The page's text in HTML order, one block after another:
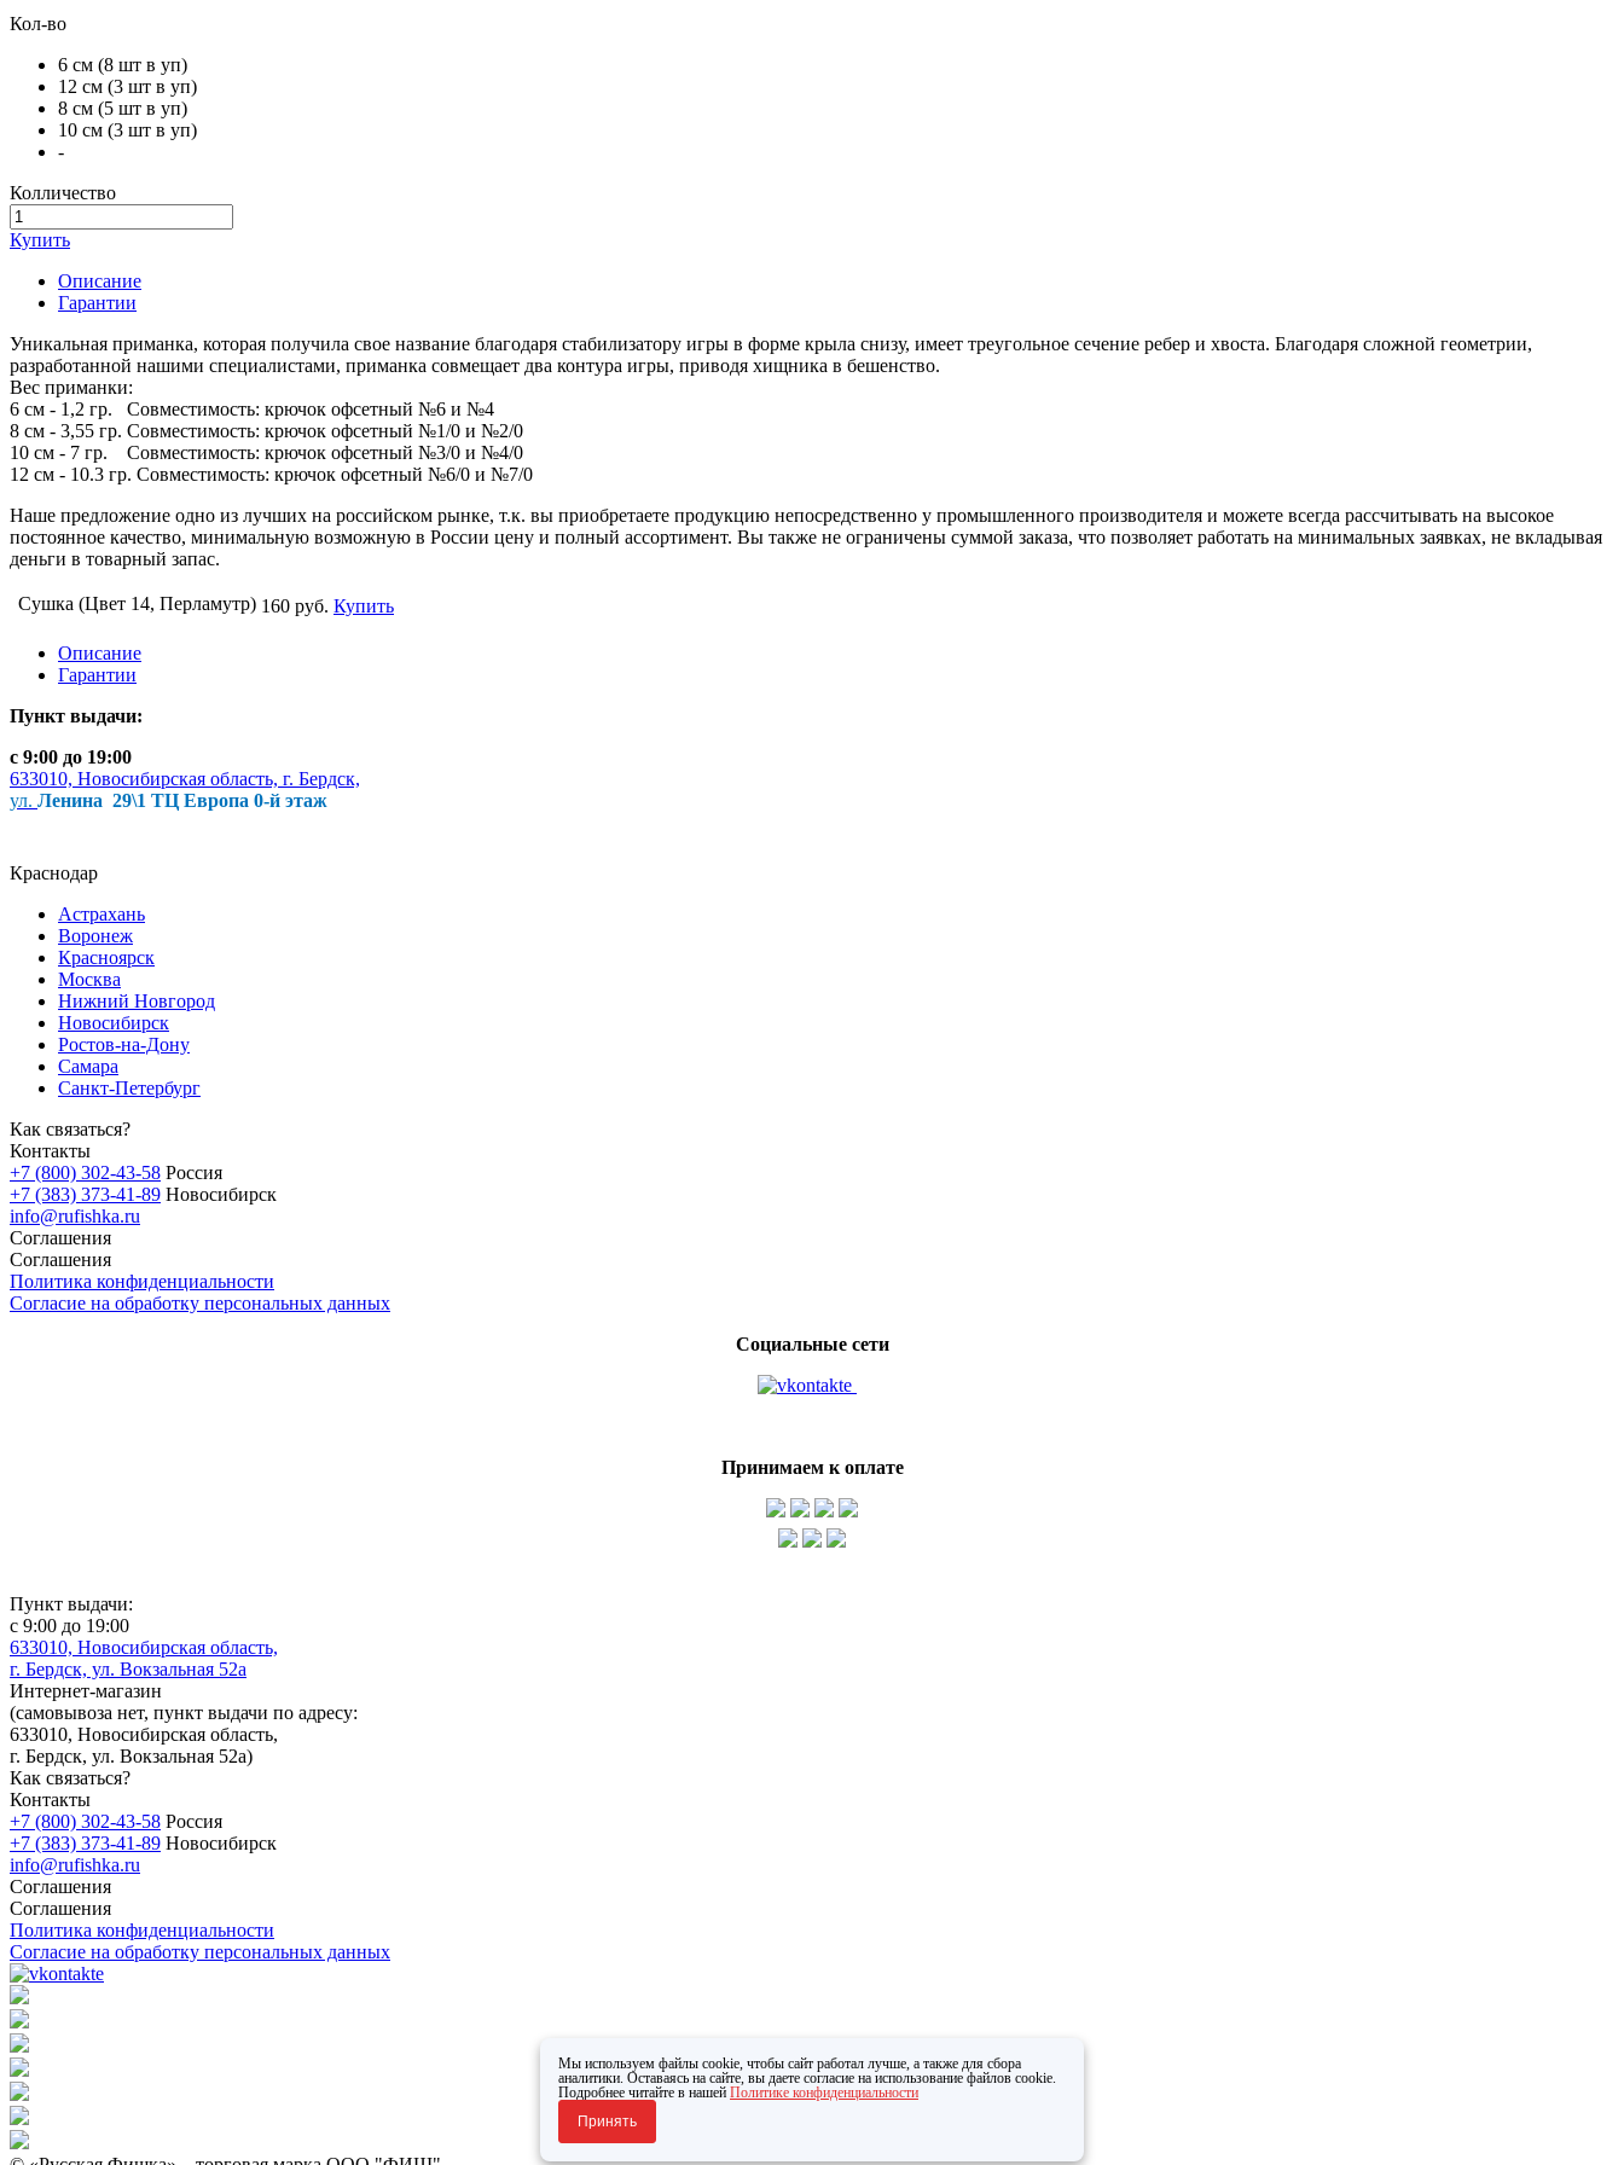
Кол-во
6 см (8 шт в уп)
12 см (3 шт в уп)
8 см (5 шт в уп)
10 см (3 шт в уп)
-
Колличество
Купить
Описание
Гарантии
Уникальная приманка, которая получила свое название благодаря стабилизатору игры в форме крыла снизу, имеет треугольное сечение ребер и хвоста. Благодаря сложной геометрии,
разработанной нашими специалистами, приманка совмещает два контура игры, приводя хищника в бешенство.
Вес приманки:
6 см - 1,2 гр. Совместимость: крючок офсетный №6 и №4
8 см - 3,55 гр. Совместимость: крючок офсетный №1/0 и №2/0
10 см - 7 гр. Совместимость: крючок офсетный №3/0 и №4/0
12 см - 10.3 гр. Совместимость: крючок офсетный №6/0 и №7/0
Наше предложение одно из лучших на российском рынке, т.к. вы приобретаете продукцию непосредственно у промышленного производителя и можете всегда рассчитывать на высокое
постоянное качество, минимальную возможную в России цену и полный ассортимент. Вы также не ограничены суммой заказа, что позволяет работать на минимальных заявках, не вкладывая
деньги в товарный запас.
Сушка (Цвет 14, Перламутр) 160 руб. Купить
Описание
Гарантии
Пункт выдачи:
с 9:00 до 19:00
633010, Новосибирская область, г. Бердск,
ул. Ленина 29\1 ТЦ Европа 0-й этаж
Краснодар
Астрахань
Воронеж
Красноярск
Москва
Нижний Новгород
Новосибирск
Ростов-на-Дону
Самара
Санкт-Петербург
Как связаться?
Контакты
+7 (800) 302-43-58 Россия
+7 (383) 373-41-89 Новосибирск
info@rufishka.ru
Соглашения
Соглашения
Политика конфиденциальности
Согласие на обработку персональных данных
Социальные сети
Принимаем к оплате
Пункт выдачи:
с 9:00 до 19:00
633010, Новосибирская область,
г. Бердск, ул. Вокзальная 52а
Интернет-магазин
(самовывоза нет, пункт выдачи по адресу:
633010, Новосибирская область,
г. Бердск, ул. Вокзальная 52а)
Как связаться?
Контакты
+7 (800) 302-43-58 Россия
+7 (383) 373-41-89 Новосибирск
info@rufishka.ru
Соглашения
Соглашения
Политика конфиденциальности
Согласие на обработку персональных данных
Мы используем файлы cookie, чтобы сайт работал лучше, а также для сбора
аналитики. Оставаясь на сайте, вы даете согласие на использование файлов cookie.
Подробнее читайте в нашей Политике конфиденциальности
Принять